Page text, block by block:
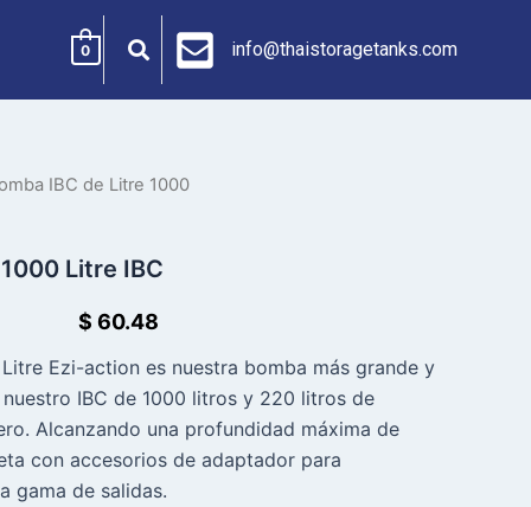
0 info@thaistoragetanks.com
IBC de Litre 1000
Litre IBC
$ 60.48
Ezi-action es nuestra bomba más grande y
IBC de 1000 litros y 220 litros de
Alcanzando una profundidad máxima de
con accesorios de adaptador para
gama de salidas.